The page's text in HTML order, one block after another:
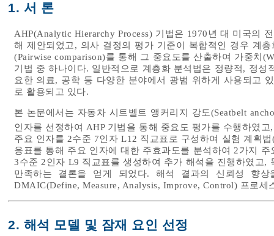
1. 서 론
AHP(Analytic Hierarchy Process) 기법은 1970년 대 미국의
해 제안되었고, 의사 결정의 평가 기준이 복합적인 경우 계
(Pairwise comparison)를 통해 그 중요도를 산출하여 가중치
기법 중 하나이다. 일반적으로 계층화 분석법은 정량적, 정
요한 의료, 공학 등 다양한 분야에서 광범 위하게 사용되고
로 활용되고 있다.
본 논문에서는 자동차 시트벨트 앵커리지 강도(Seatbelt
인자를 선정하여 AHP 기법을 통해 중요도 평가를 수행하였
주요 인자를 2수준 7인자 L12 직교표로 구성하여 실험 계획
응표를 통해 주요 인자에 대한 주효과도를 분석하여 2가지
3수준 2인자 L9 직교표를 생성하여 추가 해석을 진행하였고
만족하는 결론을 얻게 되었다. 해석 결과의 신뢰성 향
DMAIC(Define, Measure, Analysis, Improve, Control) 프로세
2. 해석 모델 및 잠재 요인 선정